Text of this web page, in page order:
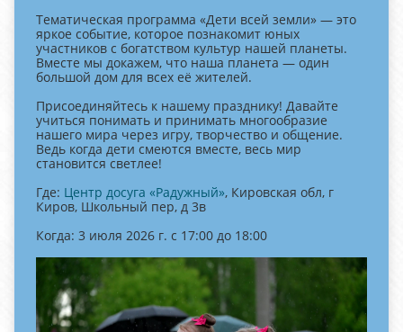
Тематическая программа «Дети всей земли» — это
яркое событие, которое познакомит юных
участников с богатством культур нашей планеты.
Вместе мы докажем, что наша планета — один
большой дом для всех её жителей.
Присоединяйтесь к нашему празднику! Давайте
учиться понимать и принимать многообразие
нашего мира через игру, творчество и общение.
Ведь когда дети смеются вместе, весь мир
становится светлее!
Где: Центр досуга «Радужный», Кировская обл, г
Киров, Школьный пер, д 3в
Когда: 3 июля 2026 г. с 17:00 до 18:00